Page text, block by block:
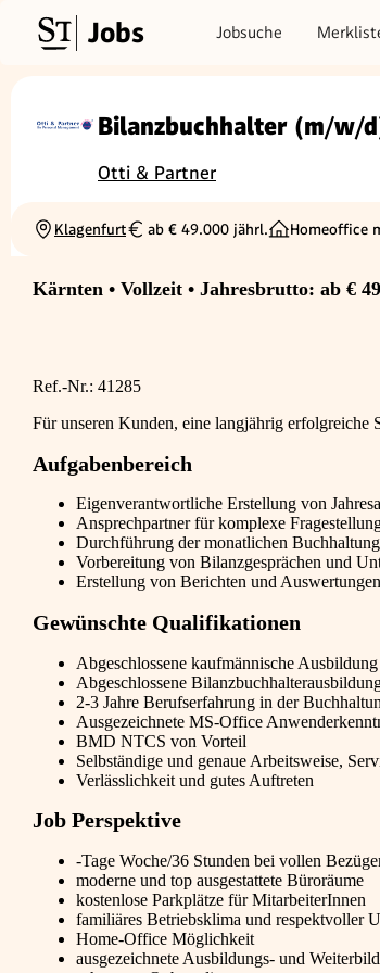
Jobs Jobsuche
Bilanzbuchhalter (m/w/
Otti & Partner
Ortschaft
Klagenfurt
Gehalt
ab € 49.000 jährl. Homeoffice
Kärnten • Vollzeit • Jahresbrutto: ab €
Ref.-Nr.: 41285
Für unseren Kunden, eine langjährig
Aufgabenbereich
Eigenverantwortliche Erstellung von
Ansprechpartner für komplexe
Durchführung der monatlichen
Vorbereitung von Bilanzgesprächen und
Erstellung von Berichten und Auswertungen
Gewünschte Qualifikationen
Abgeschlossene kaufmännische
Abgeschlossene
2-3 Jahre Berufserfahrung in der
Ausgezeichnete MS-Office
BMD NTCS von Vorteil
Selbständige und genaue Arbeitsweise,
Verlässlichkeit und gutes Auftreten
Job Perspektive
-Tage Woche/36 Stunden bei vollen
moderne und top ausgestattete Büroräume
kostenlose Parkplätze für MitarbeiterInnen
familiäres Betriebsklima und respektvoller
Home-Office Möglichkeit
ausgezeichnete Ausbildungs- und